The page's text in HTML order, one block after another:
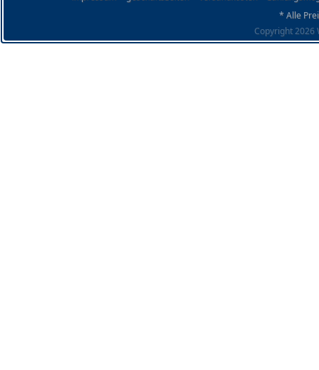
* Alle
Copyright 2026